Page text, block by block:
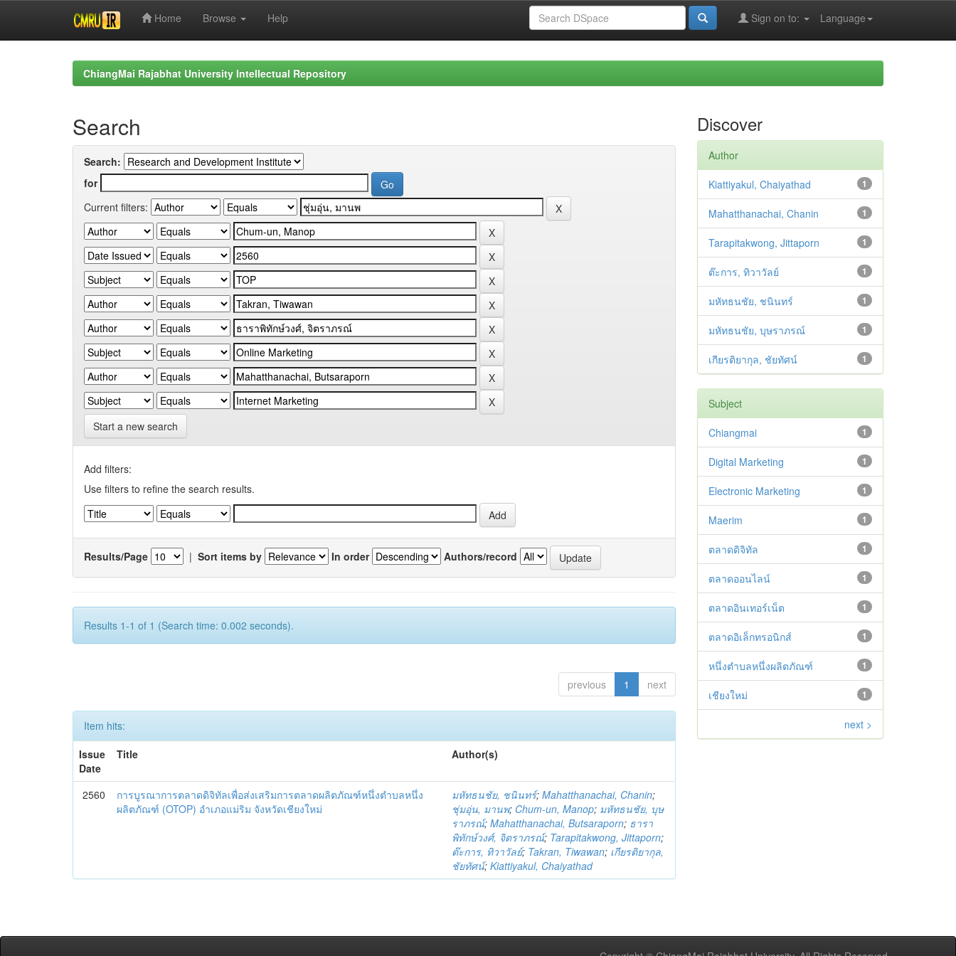
Home Browse Help Language
Sign on to:
ChiangMai Rajabhat University Intellectual Repository
Search
Search:
for
Current filters:
Start a new search
Add filters:
Use filters to refine the search results.
Results/Page | Sort items by In order Authors/record
Results 1-1 of 1 (Search time: 0.002 seconds).
previous 1 next
Item hits:
Issue
Date
Title Author(s)
2560
การบูรณาการตลาดดิจิทัลเพื่อส่งเสริมการตลาดผลิตภัณฑ์หนึ่งตำบลหนึ่ง
ผลิตภัณฑ์ (OTOP) อำเภอแม่ริม จังหวัดเชียงใหม่
มหัทธนชัย, ชนินทร์;Mahatthanachai, Chanin;
ชุ่มอุ่น, มานพ; Chum-un, Manop; มหัทธนชัย, บุษ
ราภรณ์;Mahatthanachai, Butsaraporn; ธารา
พิทักษ์วงศ์, จิตราภรณ์; Tarapitakwong, Jittaporn;
ต๊ะการ, ทิวาวัลย์; Takran, Tiwawan; เกียรติยากุล,
ชัยทัศน์;Kiattiyakul, Chaiyathad
Discover
Author
1
Kiattiyakul, Chaiyathad
1
Mahatthanachai, Chanin
1
Tarapitakwong, Jittaporn
1
ต๊ะการ, ทิวาวัลย์
1
มหัทธนชัย, ชนินทร์
1
มหัทธนชัย, บุษราภรณ์
1
เกียรติยากุล, ชัยทัศน์
Subject
1
Chiangmai
1
Digital Marketing
1
Electronic Marketing
1
Maerim
1
ตลาดดิจิทัล
1
ตลาดออนไลน์
1
ตลาดอินเทอร์เน็ต
1
ตลาดอิเล็กทรอนิกส์
1
หนึ่งตำบลหนึ่งผลิตภัณฑ์
1
เชียงใหม่
next >